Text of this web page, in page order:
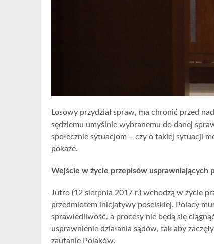
Losowy przydział spraw, ma chronić przed
sędziemu umyślnie wybranemu do danej
społecznie sytuacjom – czy o takiej sytuacji
pokaże.
Wejście w życie przepisów usprawniających
Jutro (12 sierpnia 2017 r.) wchodzą w życie
przedmiotem inicjatywy poselskiej. Polacy
sprawiedliwość, a procesy nie będą się
usprawnienie działania sądów, tak aby
zaufanie Polaków.